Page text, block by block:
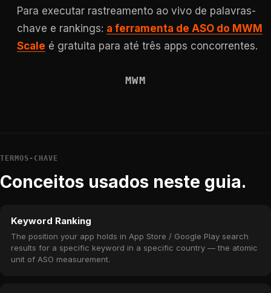
Para executar rastreamento ao vivo de palavras-
chave e rankings: a ferramenta de ASO do MWM
Scale é gratuita para até três apps concorrentes.
MWM
TERMOS-CHAVE
Conceitos usados neste guia.
Keyword Ranking
The position your app holds in App Store / Google Play search
results for a specific keyword in a specific country — the atomic
unit of ASO measurement.